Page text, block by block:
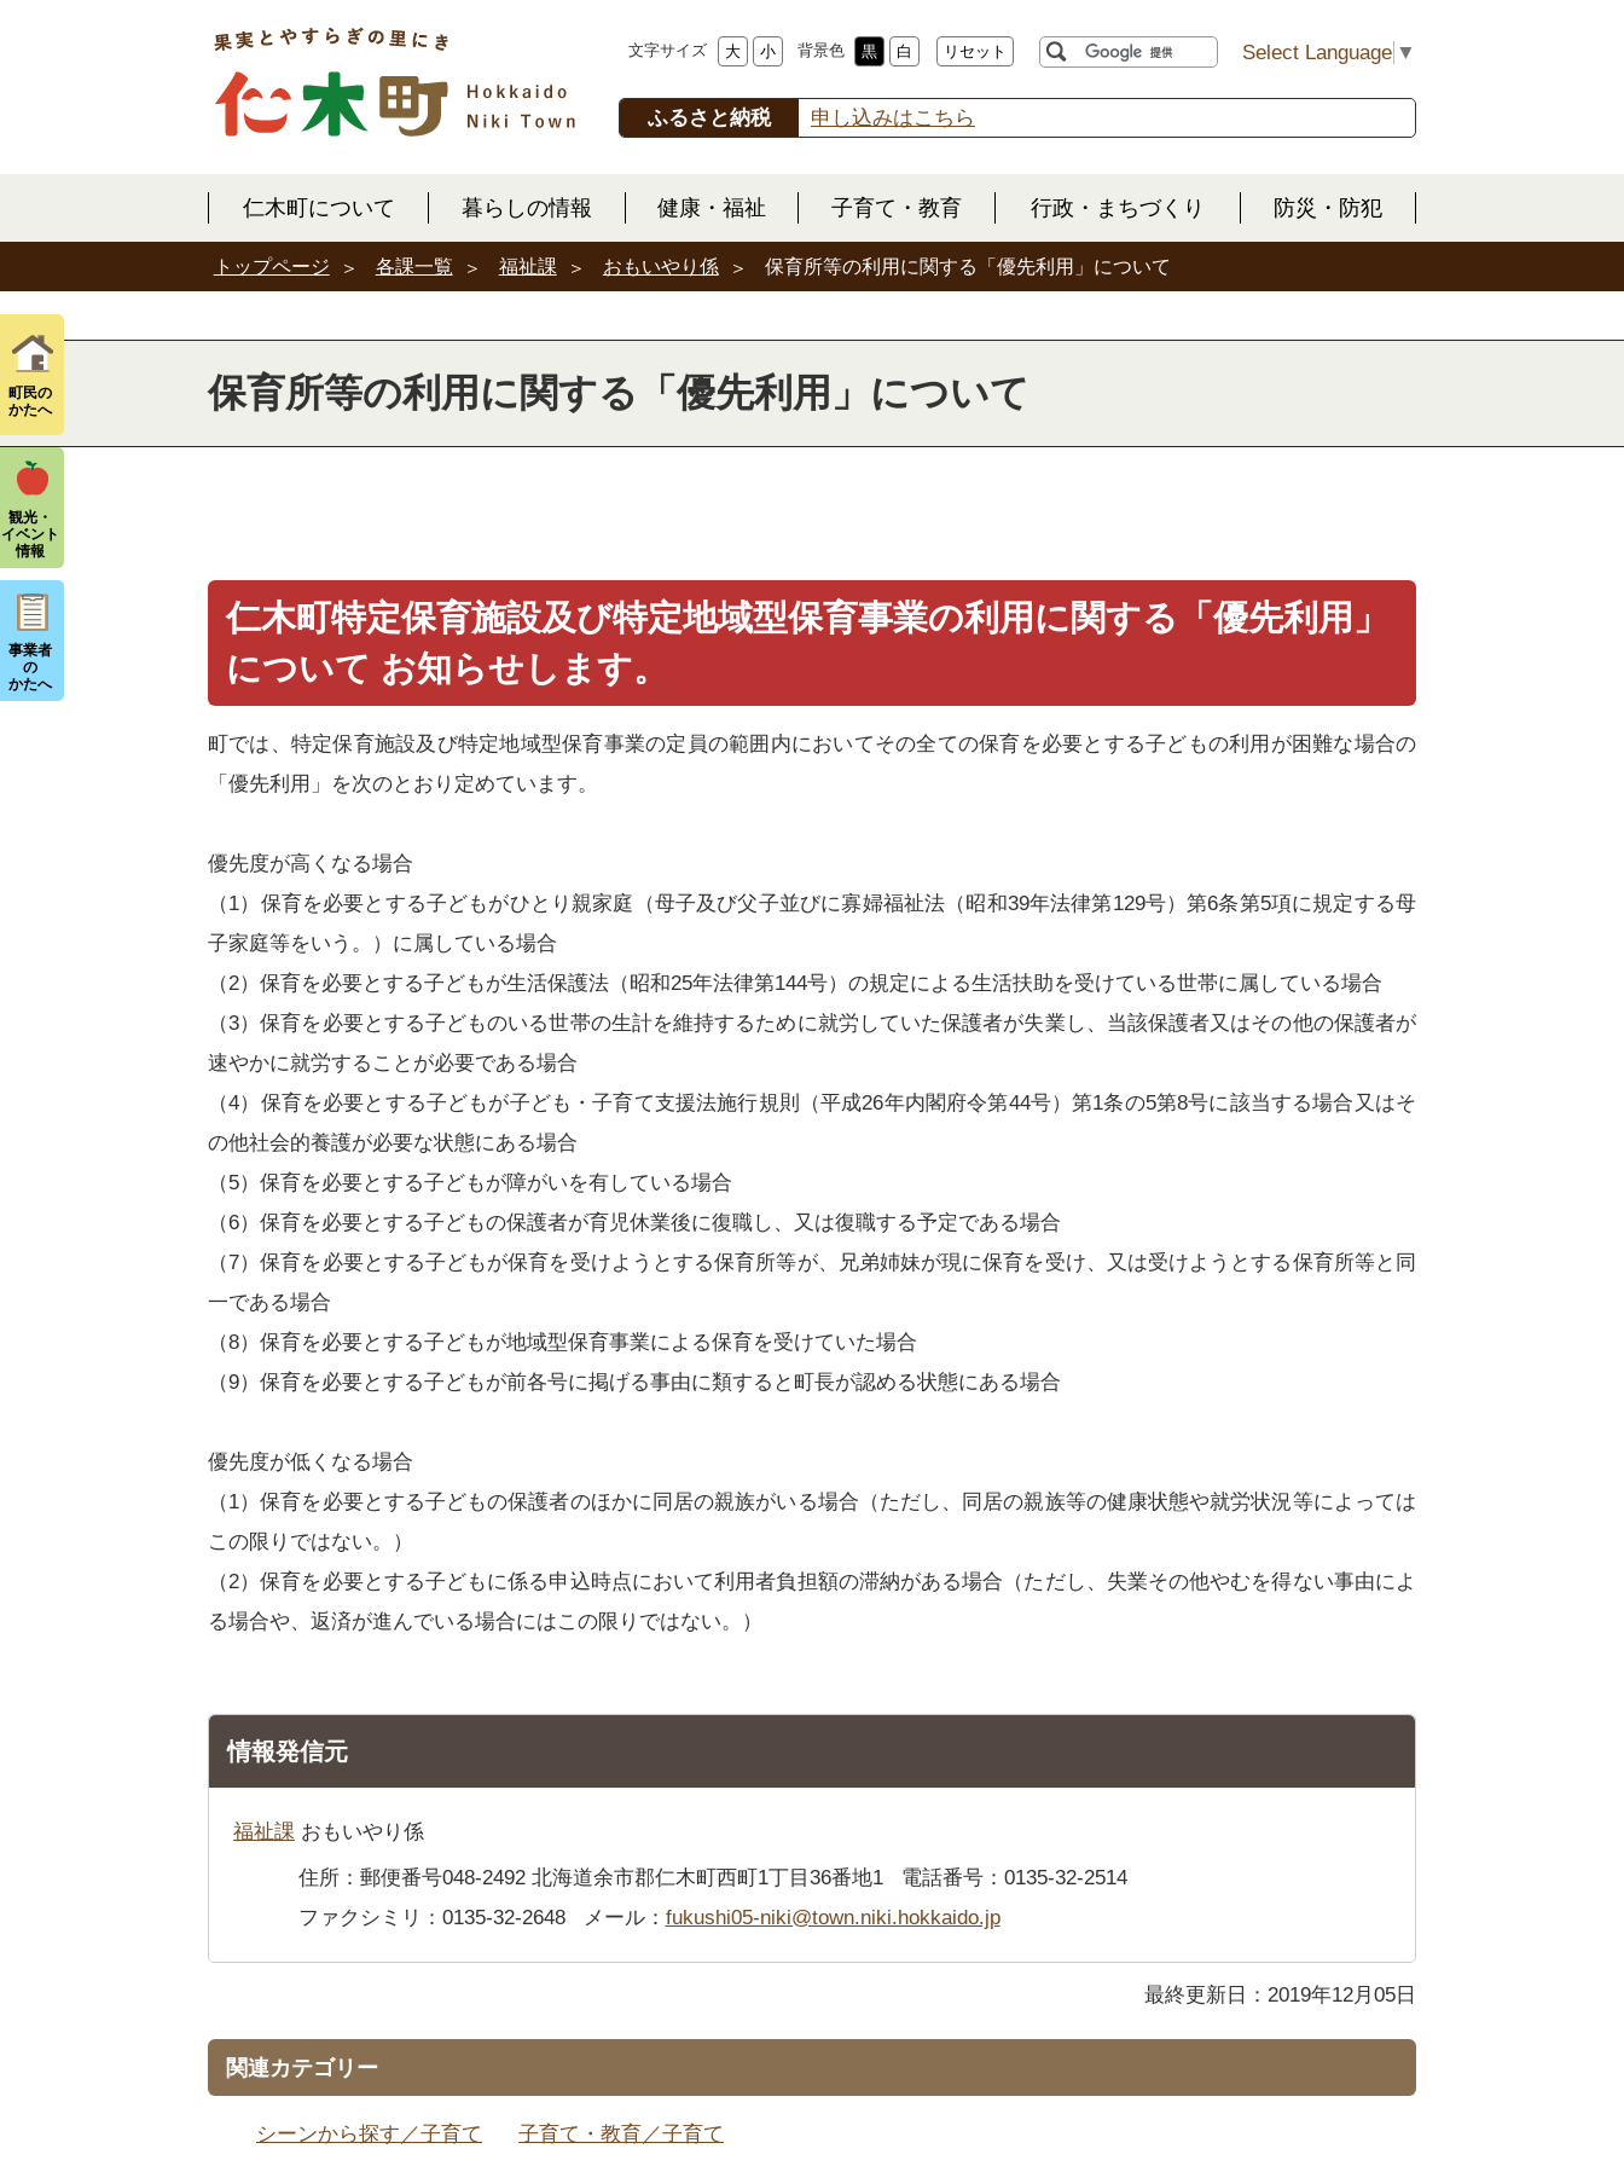
文字サイズ 大 小 背景色 黒 白 リセット Select Language ▼
ふるさと納税 申し込みはこちら
町民の
かたへ
観光・
イベント
情報
事業者
の
かたへ
仁木町について 暮らしの情報 健康・福祉 子育て・教育 行政・まちづくり 防災・防犯
トップページ 各課一覧 福祉課 おもいやり係 保育所等の利用に関する「優先利用」について
保育所等の利用に関する「優先利用」について
仁木町特定保育施設及び特定地域型保育事業の利用に関する「優先利用」
について お知らせします。
町では、特定保育施設及び特定地域型保育事業の定員の範囲内においてその全ての保育を必要とする子どもの利用が困難な場合の
「優先利用」を次のとおり定めています。
優先度が高くなる場合
（1）保育を必要とする子どもがひとり親家庭（母子及び父子並びに寡婦福祉法（昭和39年法律第129号）第6条第5項に規定する母
子家庭等をいう。）に属している場合
（2）保育を必要とする子どもが生活保護法（昭和25年法律第144号）の規定による生活扶助を受けている世帯に属している場合
（3）保育を必要とする子どものいる世帯の生計を維持するために就労していた保護者が失業し、当該保護者又はその他の保護者が
速やかに就労することが必要である場合
（4）保育を必要とする子どもが子ども・子育て支援法施行規則（平成26年内閣府令第44号）第1条の5第8号に該当する場合又はそ
の他社会的養護が必要な状態にある場合
（5）保育を必要とする子どもが障がいを有している場合
（6）保育を必要とする子どもの保護者が育児休業後に復職し、又は復職する予定である場合
（7）保育を必要とする子どもが保育を受けようとする保育所等が、兄弟姉妹が現に保育を受け、又は受けようとする保育所等と同
一である場合
（8）保育を必要とする子どもが地域型保育事業による保育を受けていた場合
（9）保育を必要とする子どもが前各号に掲げる事由に類すると町長が認める状態にある場合
優先度が低くなる場合
（1）保育を必要とする子どもの保護者のほかに同居の親族がいる場合（ただし、同居の親族等の健康状態や就労状況等によっては
この限りではない。）
（2）保育を必要とする子どもに係る申込時点において利用者負担額の滞納がある場合（ただし、失業その他やむを得ない事由によ
る場合や、返済が進んでいる場合にはこの限りではない。）
情報発信元
福祉課 おもいやり係
住所：郵便番号048-2492 北海道余市郡仁木町西町1丁目36番地1
電話番号：0135-32-2514
ファクシミリ：0135-32-2648
メール： fukushi05-niki@town.niki.hokkaido.jp
最終更新日：2019年12月05日
関連カテゴリー
シーンから探す／子育て 子育て・教育／子育て